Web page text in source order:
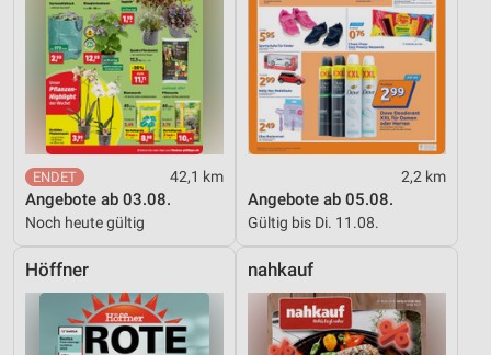
42,1 km
Angebote ab 03.08.
Noch heute gültig
2,2 km
Angebote ab 05.08.
Gültig bis Di. 11.08.
Höffner nahkauf